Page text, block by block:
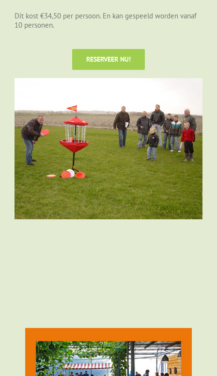
Dit kost €34,50 per persoon. En kan gespeeld worden vanaf
10 personen.
RESERVEER NU!